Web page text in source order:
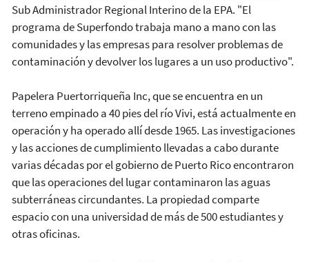
Sub Administrador Regional Interino de la EPA. "El
programa de Superfondo trabaja mano a mano con las
comunidades y las empresas para resolver problemas de
contaminación y devolver los lugares a un uso productivo".
Papelera Puertorriqueña Inc, que se encuentra en un
terreno empinado a 40 pies del río Vivi, está actualmente en
operación y ha operado allí desde 1965. Las investigaciones
y las acciones de cumplimiento llevadas a cabo durante
varias décadas por el gobierno de Puerto Rico encontraron
que las operaciones del lugar contaminaron las aguas
subterráneas circundantes. La propiedad comparte
espacio con una universidad de más de 500 estudiantes y
otras oficinas.